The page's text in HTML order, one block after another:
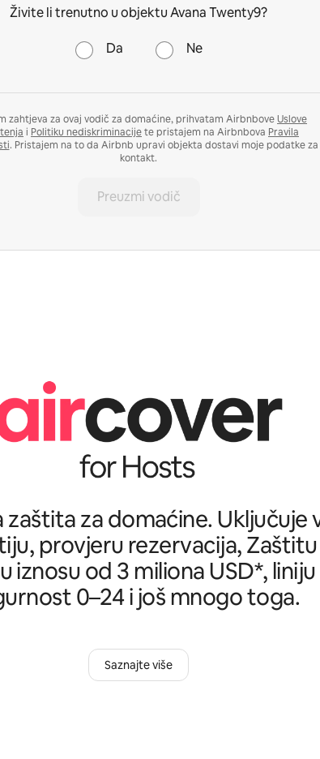
Živite li trenutno u objektu Avana Twenty9?
Da Ne
zahtjeva za ovaj vodič za domaćine, prihvatam AirbnboveUslove
i Politiku nediskriminacijete pristajem na Airbnbova Pravila
. Pristajem na to da Airbnb upravi objekta dostavi moje podatke za
kontakt.
Preuzmi vodič
za domaćine. Uključuje
provjeru rezervacija,
iznosu od 3 miliona USD*,
0–24 i još mnogo toga.
Saznajte više